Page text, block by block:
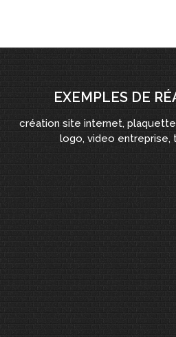
EXEMPLES DE
création site internet,
logo, video entreprise,